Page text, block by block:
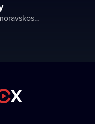
Národní divadlo moravskoslezské